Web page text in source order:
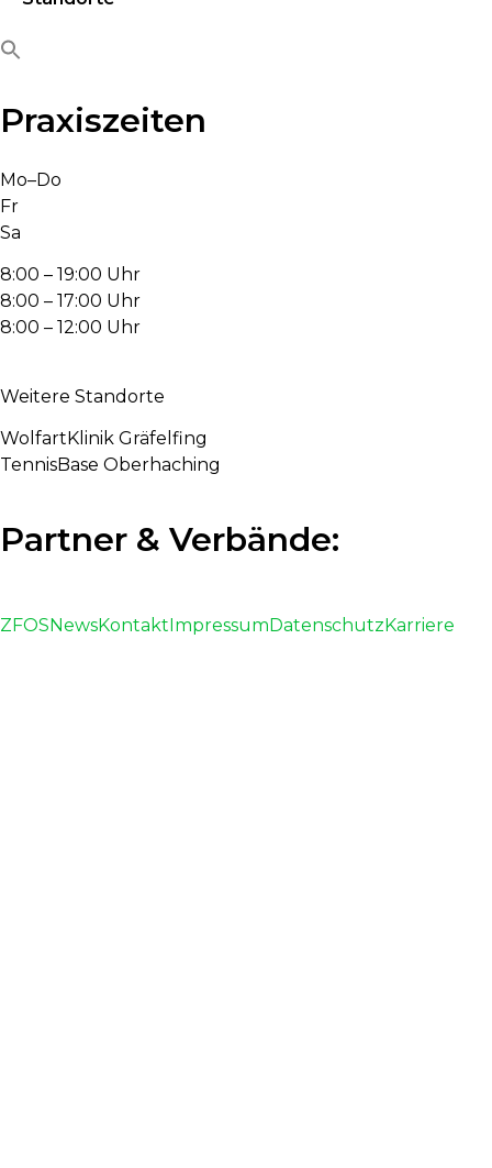
Praxiszeiten
Mo–Do
Fr
Sa
8:00 – 19:00 Uhr
8:00 – 17:00 Uhr
8:00 – 12:00 Uhr
Weitere Standorte
WolfartKlinik Gräfelfing
TennisBase Oberhaching
Partner & Verbände:
ZFOS NewsKontakt Impressum Datenschutz Karriere